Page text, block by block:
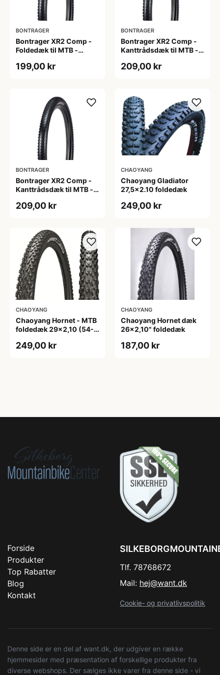
BONTRAGER
Bontrager XR2 Comp -
Foldedæk til MTB -
199,00 kr
BONTRAGER
Bontrager XR2 Comp -
Kanttrådsdæk til MTB -
209,00 kr
BONTRAGER
Bontrager XR2 Comp -
Kanttrådsdæk til MTB -
209,00 kr
CHAOYANG
Chaoyang Gladiator
27,5x2.10 foldedæk
249,00 kr
CHAOYANG
Chaoyang Hornet - MTB
foldedæk 29x2,10 (54-
249,00 kr
CHAOYANG
Chaoyang Hornet dæk
26x2,10" foldedæk
187,00 kr
Forside
Produkter
Top Rabatter
Blog
Kontakt
Tlf. 78768672
Mail: hej@want.dk
Cookie- og privatlivspolitik
Denne side er en del af want.dk, der udgiver en række
hjemmesider med præsentation af forskellige produkter fra
diverse webshops. Der sælges ikke varer fra denne side - vi